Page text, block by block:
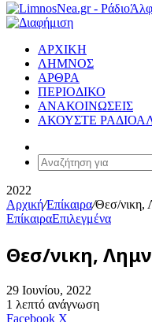
ΑΡΧΙΚΗ
ΛΗΜΝΟΣ
ΑΡΘΡΑ
ΠΕΡΙΟΔΙΚΟ
ΑΝΑΚΟΙΝΩΣΕΙΣ
ΑΚΟΥΣΤΕ
Article
2022
Αρχική/Επίκαιρα/Θεσ/νικη,
ΕπίκαιραΕπιλεγμένα
Θεσ/νικη,
29 Ιουνίου, 2022
1 λεπτό ανάγνωση
Facebook X